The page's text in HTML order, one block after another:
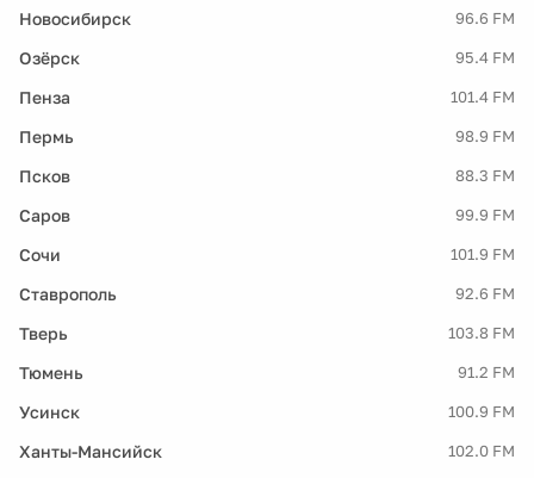
Новосибирск 96.6 FM
Озёрск 95.4 FM
Пенза 101.4 FM
Пермь 98.9 FM
Псков 88.3 FM
Саров 99.9 FM
Сочи 101.9 FM
Ставрополь 92.6 FM
Тверь 103.8 FM
Тюмень 91.2 FM
Усинск 100.9 FM
Ханты-Мансийск 102.0 FM